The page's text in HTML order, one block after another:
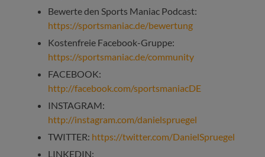
Bewerte den Sports Maniac Podcast:
https://sportsmaniac.de/bewertung
Kostenfreie Facebook-Gruppe:
https://sportsmaniac.de/community
FACEBOOK:
http://facebook.com/sportsmaniacDE
INSTAGRAM:
http://instagram.com/danielspruegel
TWITTER: https://twitter.com/DanielSpruegel
LINKEDIN: